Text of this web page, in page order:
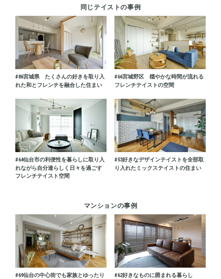
同じテイストの事例
#86宮城県 たくさんの好きを取り入
れた和とフレンチを融合した住まい
#66宮城野区 穏やかな時間が流れる
フレンチテイストの空間
#64仙台市の利便性を暮らしに取り入
れながら自分達らしく日々を過ごす
フレンチテイスト空間
#53好きなデザインテイストを全部取
り入れたミックステイストの住まい
マンションの事例
#69仙台の中心街でも家族とゆったり
#62好きなものに囲まれる暮らし